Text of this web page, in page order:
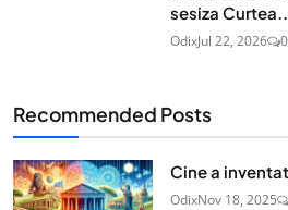
sesiza Curtea...
OdixJul 22, 2026 0
Recommended Posts
Cine a
OdixNov 18, 2025